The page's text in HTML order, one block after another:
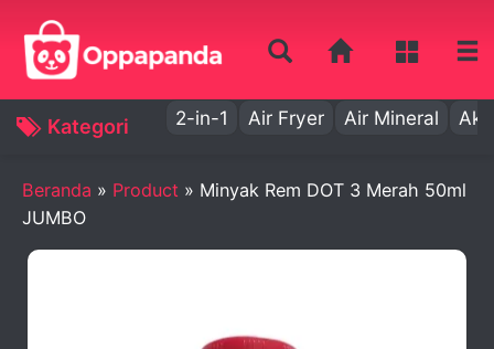
Kategori 2-in-1 Air Fryer Air Mineral Aki
Beranda » Product » Minyak Rem DOT 3 Merah 50ml
JUMBO